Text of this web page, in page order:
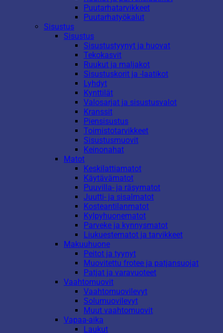
Puutarhatarvikkeet
Puutarhatyökalut
Sisustus
Sisustus
Sisustustyynyt ja huovat
Tekokasvit
Ruukut ja maljakot
Sisustuskorit ja -laatikot
Lyhdyt
Kynttilät
Valosarjat ja sisustusvalot
Kranssit
Piensisustus
Toimistotarvikkeet
Sisustusmuovit
Keinonahat
Matot
Keskilattiamatot
Käytävämatot
Puuvilla- ja räsymatot
Juutti- ja sisalmatot
Kosteantilanmatot
Kylpyhuonematot
Parveke ja kynnysmatot
Liukuestematot ja tarvikkeet
Makuuhuone
Peitot ja tyynyt
Muovitettu frotee ja patjansuojat
Patjat ja varavuoteet
Vaahtomuovit
Vaahtomuovilevyt
Solumuovilevyt
Muut vaahtomuovit
Vapaa-aika
Laukut